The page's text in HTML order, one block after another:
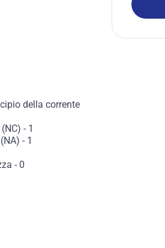
della corrente
- 1
- 1
- 0